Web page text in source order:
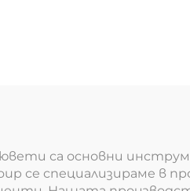
са основни
се специализираме в